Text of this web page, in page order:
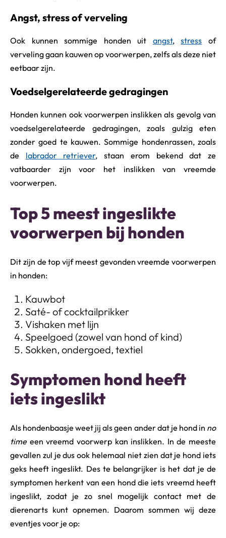
Angst, stress of verveling
Ook kunnen sommige honden uit angst,stress of
verveling gaan kauwen op voorwerpen, zelfs als deze niet
eetbaar zijn.
Voedselgerelateerde gedragingen
Honden kunnen ook voorwerpen inslikken als gevolg van
voedselgerelateerde gedragingen, zoals gulzig eten
zonder goed te kauwen. Sommige hondenrassen, zoals
de labrador retriever, staan erom bekend dat ze
vatbaarder zijn voor het inslikken van vreemde
voorwerpen.
Top 5 meest ingeslikte
voorwerpen bij honden
Dit zijn de top vijf meest gevonden vreemde voorwerpen
in honden:
Kauwbot
Saté- of cocktailprikker
Vishaken met lijn
Speelgoed (zowel van hond of kind)
Sokken, ondergoed, textiel
Symptomen hond heeft
iets ingeslikt
Als hondenbaasje weet jij als geen ander dat je hond in no
timeeen vreemd voorwerp kan inslikken. In de meeste
gevallen zul je dus ook helemaal niet zien dat je hond iets
geks heeft ingeslikt. Des te belangrijker is het dat je de
symptomen herkent van een hond die iets vreemd heeft
ingeslikt, zodat je zo snel mogelijk contact met de
dierenarts kunt opnemen. Daarom sommen wij deze
eventjes voor je op: